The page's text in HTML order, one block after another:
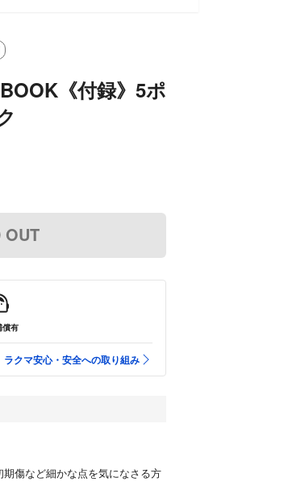
《付録》5ポ
OUT
償有
ラクマ安心・安全への取り組み
傷など細かな点を気になさる方